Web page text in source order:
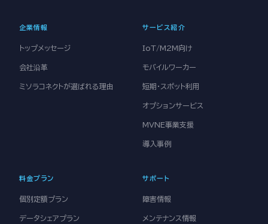
企業情報
トップメッセージ
会社沿革
ミソラコネクトが選ばれる理由
サービス紹介
IoT/M2M向け
モバイルワーカー
短期・スポット利用
オプションサービス
MVNE事業支援
導入事例
料金プラン
個別定額プラン
データシェアプラン
サポート
障害情報
メンテナンス情報